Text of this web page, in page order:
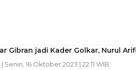
Gibran jadi Kader Golkar, Nurul
| Senin, 16 Oktober 2023 | 22:11 WIB